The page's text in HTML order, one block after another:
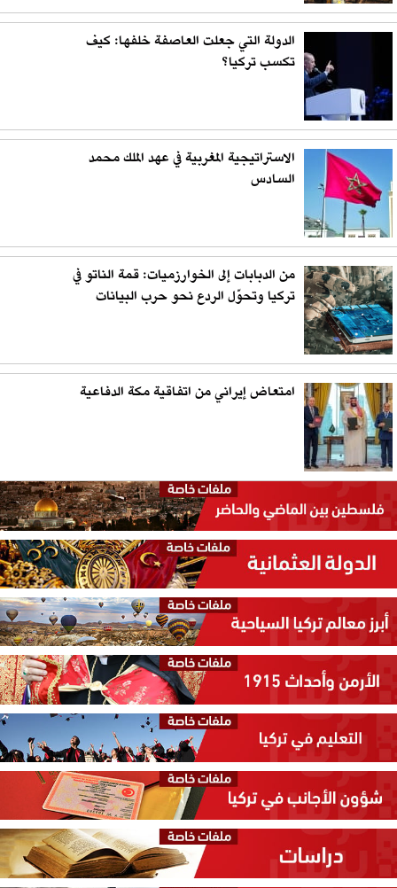
الدولة التي جعلت العاصفة خلفها: كيف
تكسب تركيا؟
الاستراتيجية المغربية في عهد الملك محمد
السادس
من الدبابات إلى الخوارزميات: قمة الناتو في
تركيا وتحوّل الردع نحو حرب البيانات
امتعاض إيراني من اتفاقية مكة الدفاعية